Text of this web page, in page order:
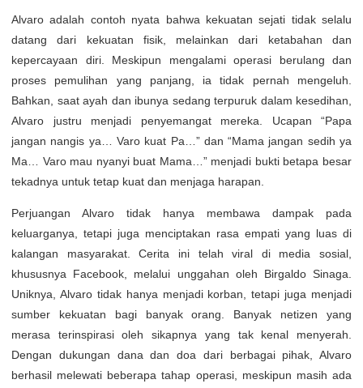
Alvaro adalah contoh nyata bahwa kekuatan sejati tidak selalu
datang dari kekuatan fisik, melainkan dari ketabahan dan
kepercayaan diri. Meskipun mengalami operasi berulang dan
proses pemulihan yang panjang, ia tidak pernah mengeluh.
Bahkan, saat ayah dan ibunya sedang terpuruk dalam kesedihan,
Alvaro justru menjadi penyemangat mereka. Ucapan “Papa
jangan nangis ya… Varo kuat Pa…” dan “Mama jangan sedih ya
Ma… Varo mau nyanyi buat Mama…” menjadi bukti betapa besar
tekadnya untuk tetap kuat dan menjaga harapan.
Perjuangan Alvaro tidak hanya membawa dampak pada
keluarganya, tetapi juga menciptakan rasa empati yang luas di
kalangan masyarakat. Cerita ini telah viral di media sosial,
khususnya Facebook, melalui unggahan oleh Birgaldo Sinaga.
Uniknya, Alvaro tidak hanya menjadi korban, tetapi juga menjadi
sumber kekuatan bagi banyak orang. Banyak netizen yang
merasa terinspirasi oleh sikapnya yang tak kenal menyerah.
Dengan dukungan dana dan doa dari berbagai pihak, Alvaro
berhasil melewati beberapa tahap operasi, meskipun masih ada